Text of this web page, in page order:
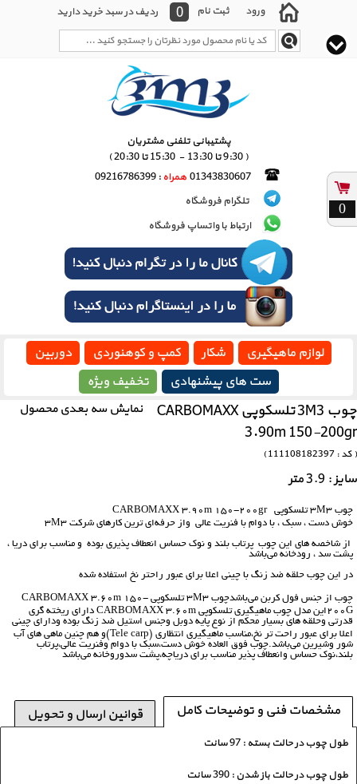
ورود ثبت نام 0 ردیف در سبد خرید دارید
پشتیبانی تلفنی مشتریان
( 9:30 تا 13:30 - 15:30 تا 20:30 )
01343830607 همراه : 09216786399
تلگرام فروشگاه
ارتباط با واتساپ فروشگاه
لوازم ماهیگیری شکار کمپ و کوهنوردی
دوربین
ست های پیشنهادی
تخفیف ویژه
چوب 3M3 تلسکوپی CARBOMAXX
3.90m 150-200gr
( کد : 111108182397 )
نمایش سه بعدی محصول
سایز : 3.9 متر
چوب 3M3 تلسکوپی CARBOMAXX 3.90m 150-200gr
خوش دست ، سبک ، با دوام با فنریت عالی واز حرفه‌ای ترین کارهای شرکت 3M3
از شاخصه های این چوب پرتاب بلند و نوک حساس انعطاف پذیری بوده و مناسب برای دریا ،
پشت سد‌‌ ، رودخانه می‌باشد
در این چوب حلقه ضد زنگ با چینی اعلا برای عبور راحتر نخ استفاده شده
چوب از جنس فول کربن می‌باشدچوب 3M3 تلسکوپی CARBOMAXX 3.60m 150-
200Gاین مدل چوب ماهیگیری تلسکوپی CARBOMAXX 3.60m دارای ریخته گری
قدرتی وحلقه های بسیار محکم از نوع پایه دوبل وجنس استیل ضد زنگ بوده ودارای چینی
اعلا برای عبور راحت تر نخ،مناسب ماهیگیری انتظاری (Tele carp)و هم چنین ماهی های آب
شور وشیرین‌‌ می‌باشد.چوب فوق العاده خوش دست،سبک با دوام وفنریت عالی،پرتاب
بلند،نوک حساس وانعطاف پذیر مناسب برای دریاچه،پشت سدوروخانه‌‌ می‌باشد
مشخصات فنی و توضیحات کامل قوانین ارسال و تحویل
طول چوب در حالت بسته : 97 سانت
طول چوب در حالت باز شدن : 390 سانت
0